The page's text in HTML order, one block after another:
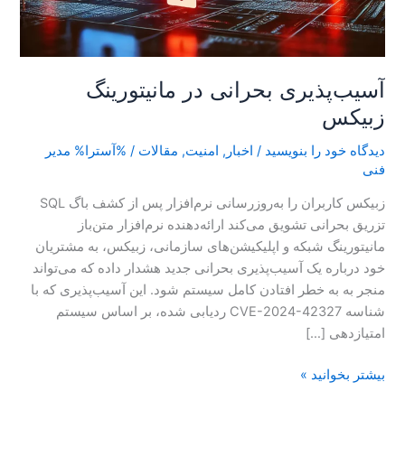
آسیب‌پذیری بحرانی در مانیتورینگ
زبیکس
دیدگاه‌ خود را بنویسید / اخبار , امنیت, مقالات / %آسترا% مدیر
فنی
زبیکس کاربران را به‌روزرسانی نرم‌افزار پس از کشف باگ SQL
تزریق بحرانی تشویق می‌کند ارائه‌دهنده نرم‌افزار متن‌باز
مانیتورینگ شبکه و اپلیکیشن‌های سازمانی، زبیکس، به مشتریان
خود درباره یک آسیب‌پذیری بحرانی جدید هشدار داده که می‌تواند
منجر به به خطر افتادن کامل سیستم شود. این آسیب‌پذیری که با
شناسه CVE-2024-42327 ردیابی شده، بر اساس سیستم
امتیازدهی […]
بیشتر بخوانید »